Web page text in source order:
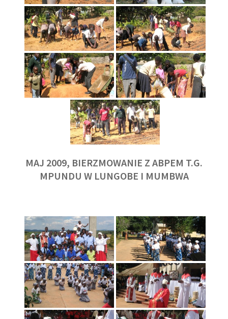
MAJ 2009, BIERZMOWANIE Z ABPEM T.G.
MPUNDU W LUNGOBE I MUMBWA